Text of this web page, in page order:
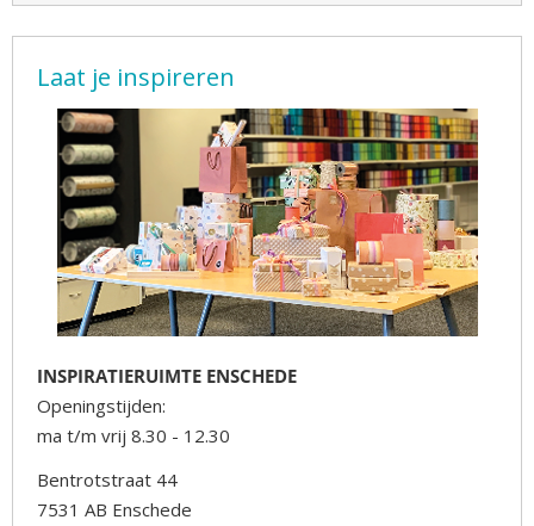
Laat je inspireren
INSPIRATIERUIMTE ENSCHEDE
Openingstijden:
ma t/m vrij 8.30 - 12.30
Bentrotstraat 44
7531 AB Enschede